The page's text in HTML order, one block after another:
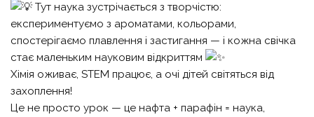
Тут наука зустрічається з творчістю:
експериментуємо з ароматами, кольорами,
спостерігаємо плавлення і застигання — і кожна свічка
стає маленьким науковим відкриттям
Хімія оживає, STEM працює, а очі дітей світяться від
захоплення!
Це не просто урок — це нафта + парафін = наука,